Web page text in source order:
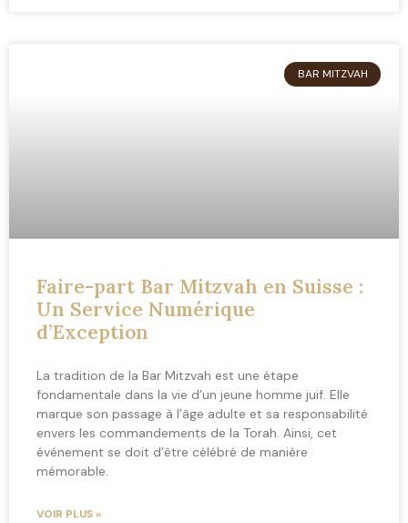
BAR MITZVAH
Faire-part Bar Mitzvah en Suisse :
Un Service Numérique
d’Exception
La tradition de la Bar Mitzvah est une étape
fondamentale dans la vie d’un jeune homme juif. Elle
marque son passage à l’âge adulte et sa responsabilité
envers les commandements de la Torah. Ainsi, cet
événement se doit d’être célébré de manière
mémorable.
VOIR PLUS »